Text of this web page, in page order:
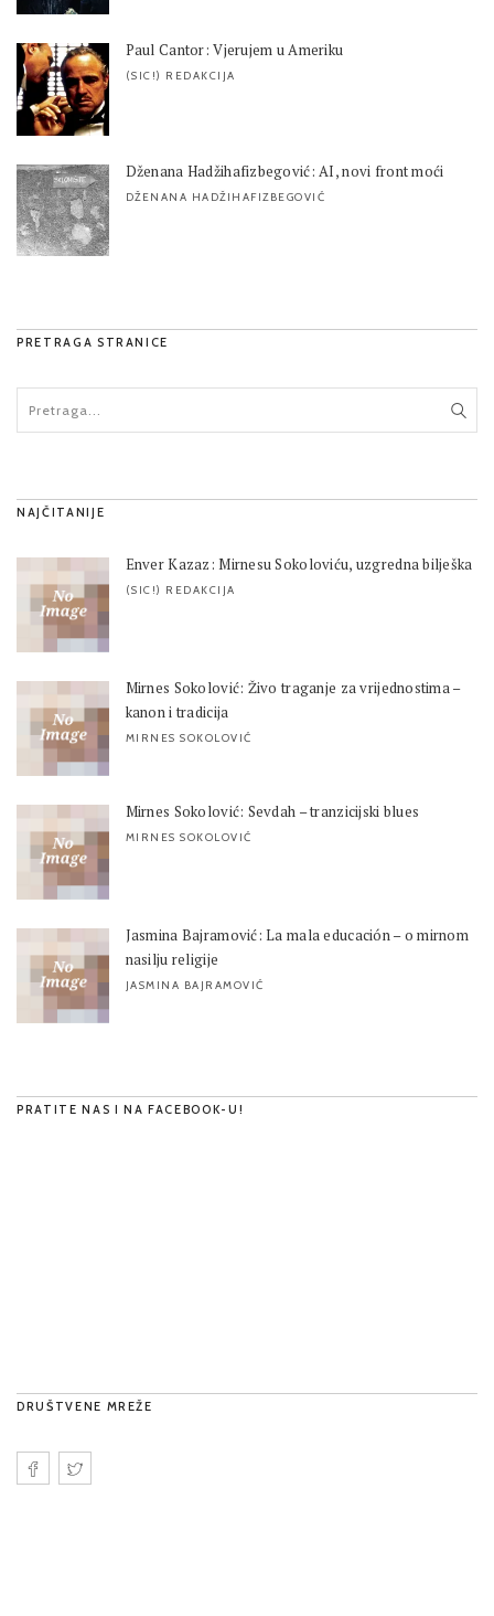
Paul Cantor: Vjerujem u Ameriku
(SIC!) REDAKCIJA
Dženana Hadžihafizbegović: AI, novi front moći
DŽENANA HADŽIHAFIZBEGOVIĆ
PRETRAGA STRANICE
NAJČITANIJE
Enver Kazaz: Mirnesu Sokoloviću, uzgredna bilješka
(SIC!) REDAKCIJA
Mirnes Sokolović: Živo traganje za vrijednostima –
kanon i tradicija
MIRNES SOKOLOVIĆ
Mirnes Sokolović: Sevdah – tranzicijski blues
MIRNES SOKOLOVIĆ
Jasmina Bajramović: La mala educación – o mirnom
nasilju religije
JASMINA BAJRAMOVIĆ
PRATITE NAS I NA FACEBOOK-U!
DRUŠTVENE MREŽE